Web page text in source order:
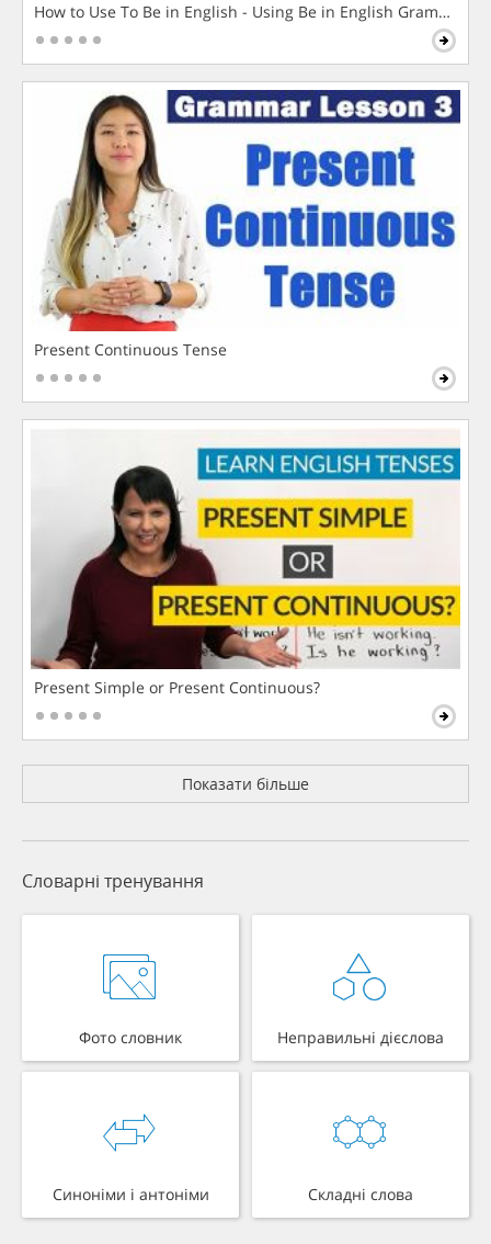
How to Use To Be in English - Using Be in English Grammar
Present Continuous Tense
Present Simple or Present Continuous?
Показати більше
Словарні тренування
Фото словник Неправильні дієслова
Синоніми і антоніми Складні слова